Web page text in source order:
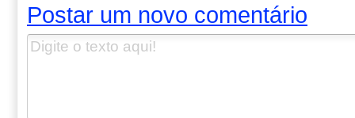
Postar um novo comentário